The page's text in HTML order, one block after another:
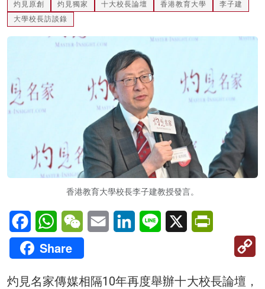
灼見原創 灼見獨家 十大校長論壇 香港教育大學
李子建
大學校長訪談錄
香港教育大學校長李子建教授發言。
FacebookWhatsAppWeChatEmail LinkedInLine X
Share
灼見名家傳媒相隔10年再度舉辦十大校長論壇，